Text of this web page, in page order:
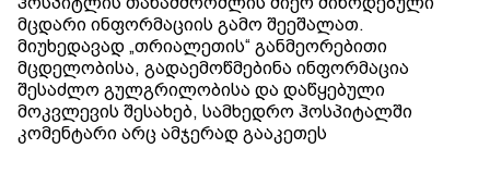
მცდარი ინფორმაციის გამო შეეშალათ.
მიუხედავად „თრიალეთის“ განმეორებითი
მცდელობისა, გადაემოწმებინა ინფორმაცია
შესაძლო გულგრილობისა და დაწყებული
მოკვლევის შესახებ, სამხედრო ჰოსპიტალში
კომენტარი არც ამჯერად გააკეთეს